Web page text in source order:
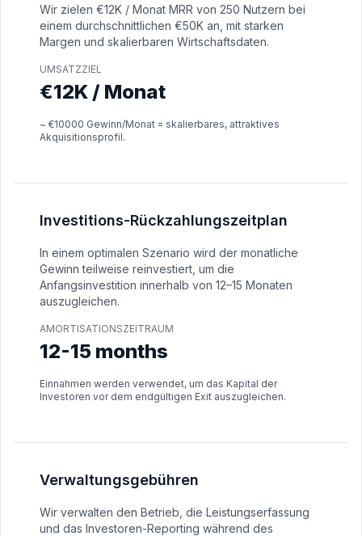
Wir zielen €12K / Monat MRR von 250 Nutzern bei
einem durchschnittlichen €50K an, mit starken
Margen und skalierbaren Wirtschaftsdaten.
UMSATZZIEL
€12K / Monat
~ €10000 Gewinn/Monat = skalierbares, attraktives
Akquisitionsprofil.
Investitions-Rückzahlungszeitplan
In einem optimalen Szenario wird der monatliche
Gewinn teilweise reinvestiert, um die
Anfangsinvestition innerhalb von 12–15 Monaten
auszugleichen.
AMORTISATIONSZEITRAUM
12-15 months
Einnahmen werden verwendet, um das Kapital der
Investoren vor dem endgültigen Exit auszugleichen.
Verwaltungsgebühren
Wir verwalten den Betrieb, die Leistungserfassung
und das Investoren-Reporting während des